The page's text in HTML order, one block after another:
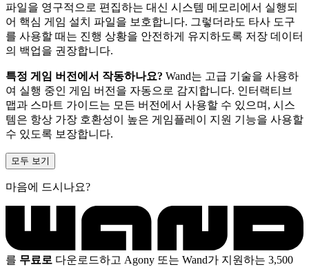
파일을 영구적으로 편집하는 대신 시스템 메모리에서 실행되
어 핵심 게임 설치 파일을 보호합니다. 그렇더라도 타사 도구
를 사용할 때는 진행 상황을 안전하게 유지하도록 저장 데이터
의 백업을 권장합니다.
특정 게임 버전에서 작동하나요? Wand는 고급 기술을 사용하
여 실행 중인 게임 버전을 자동으로 감지합니다. 인터랙티브
맵과 스마트 가이드는 모든 버전에서 사용할 수 있으며, 시스
템은 항상 가장 호환성이 높은 게임플레이 지원 기능을 사용할
수 있도록 보장합니다.
모두 보기
마음에 드시나요?
를 무료로 다운로드하고 Agony 또는 Wand가 지원하는 3,500